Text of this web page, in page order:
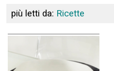
più letti da: Ricette